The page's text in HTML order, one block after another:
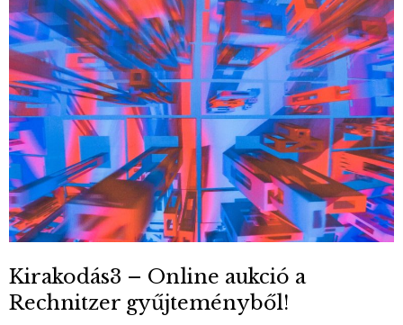
Kirakodás3 – Online aukció a
Rechnitzer gyűjteményből!